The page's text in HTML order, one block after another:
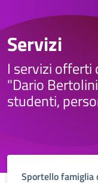
Servizi
I servizi
"Dario
studenti,
Sportello famiglia